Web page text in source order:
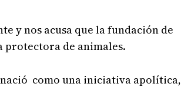
y nos acusa que la fundación de
protectora de animales.
como una iniciativa apolítica,